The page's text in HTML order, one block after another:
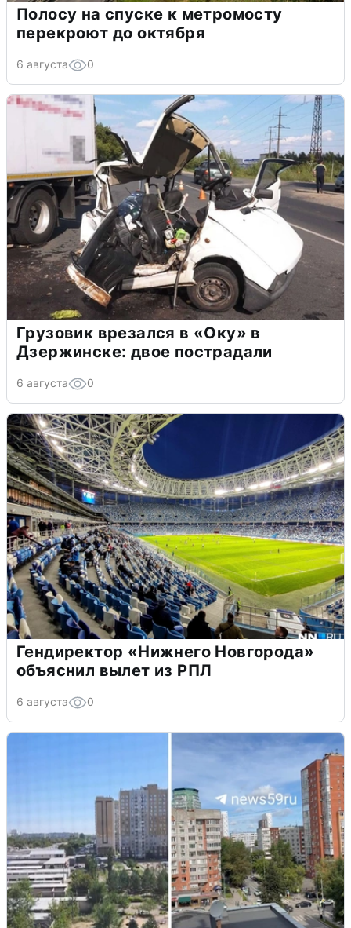
Полосу на спуске к метромосту
перекроют до октября
6 августа 0
Грузовик врезался в «Оку» в
Дзержинске: двое пострадали
6 августа 0
Гендиректор «Нижнего Новгорода»
объяснил вылет из РПЛ
6 августа 0